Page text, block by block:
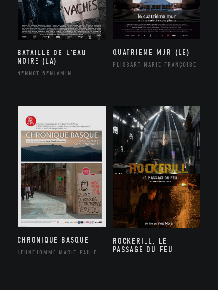
BATAILLE DE L’EAU
NOIRE (LA)
HENNOT BENJAMIN
QUATRIEME MUR (LE)
PLISSART MARIE-FRANÇOISE
CHRONIQUE BASQUE
JEUNEHOMME MARIE-PAULE
ROCKERILL, LE
PASSAGE DU FEU